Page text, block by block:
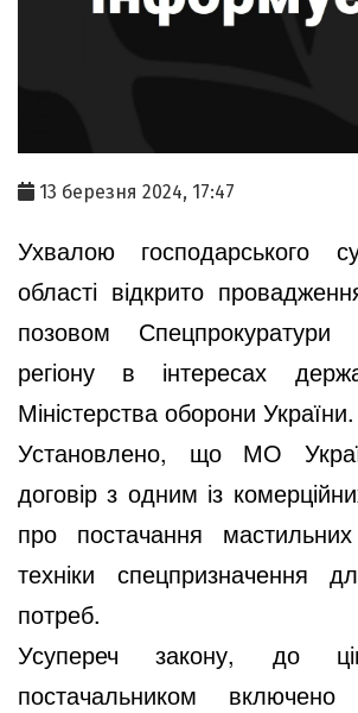
13 березня 2024, 17:47
Ухвалою господарського
області відкрито
позовом Спецпрокуратури
регіону в інтересах
Міністерства оборони України.
Установлено, що МО
договір з одним із
про постачання
техніки спецпризначення
потреб.
Усупереч закону, до
постачальником